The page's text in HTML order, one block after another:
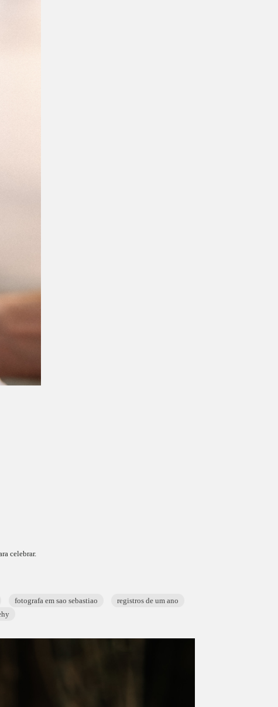
celebrar.
fotografa em sao sebastiao
registros de um ano